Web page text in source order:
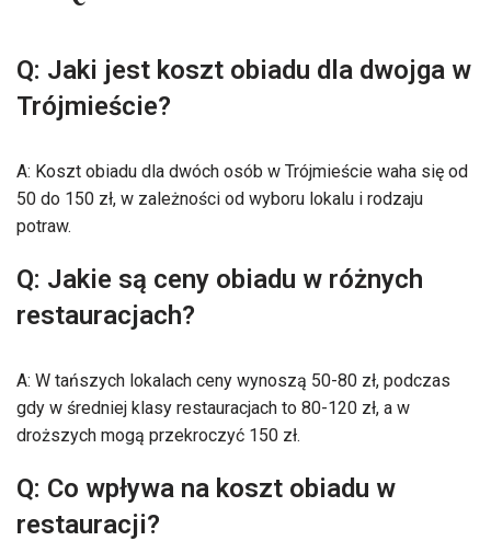
Q: Jaki jest koszt obiadu dla dwojga w
Trójmieście?
A: Koszt obiadu dla dwóch osób w Trójmieście waha się od
50 do 150 zł, w zależności od wyboru lokalu i rodzaju
potraw.
Q: Jakie są ceny obiadu w różnych
restauracjach?
A: W tańszych lokalach ceny wynoszą 50-80 zł, podczas
gdy w średniej klasy restauracjach to 80-120 zł, a w
droższych mogą przekroczyć 150 zł.
Q: Co wpływa na koszt obiadu w
restauracji?